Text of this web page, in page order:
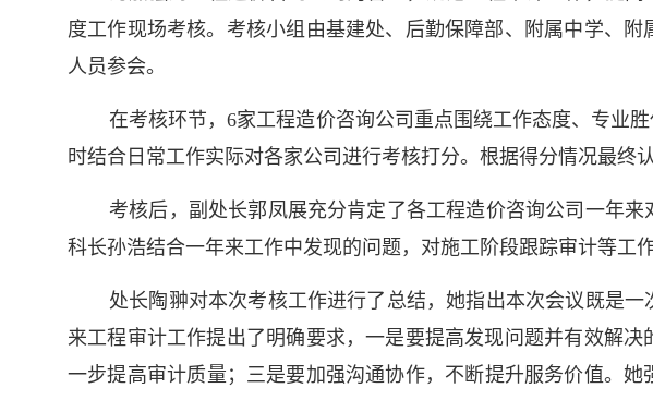
度工作现场考核。考核小组由基建处、后勤保障部、附属中学、
人员参会。
在考核环节，6家工程造价咨询公司重点围绕工作态度、专业
时结合日常工作实际对各家公司进行考核打分。根据得分情况最终
考核后，副处长郭凤展充分肯定了各工程造价咨询公司一年
科长孙浩结合一年来工作中发现的问题，对施工阶段跟踪审计等工
处长陶翀对本次考核工作进行了总结，她指出本次会议既是
来工程审计工作提出了明确要求，一是要提高发现问题并有效解
一步提高审计质量；三是要加强沟通协作，不断提升服务价值。